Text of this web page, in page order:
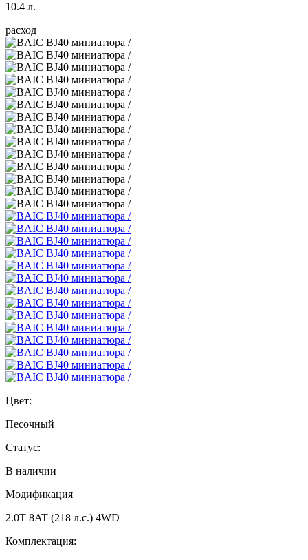
10.4 л.
расход
Цвет:
Песочный
Статус:
В наличии
Модификация
2.0T 8AT (218 л.с.) 4WD
Комплектация: